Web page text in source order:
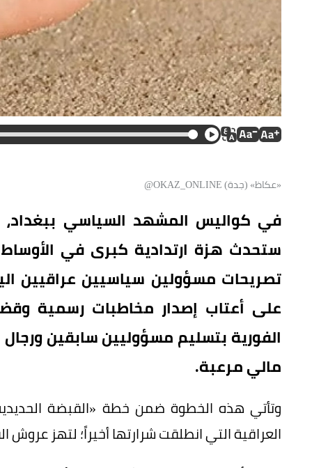
«عكاظ» (جدة) OKAZ_ONLINE@
في كواليس المشهد السياسي ببغداد،
ستحدث هزة ارتدادية كبرى في الأوساط
تصريحات مسؤولين سياسيين عراقيين
على أعتاب إصدار مخاطبات رسمية
الفورية بتسليم مسؤوليين سابقين
مالي مرعبة.
وتأتي هذه الخطوة ضمن خطة «القبضة
العراقية التي انطلقت شرارتها أخيراً؛ لتهز عروش